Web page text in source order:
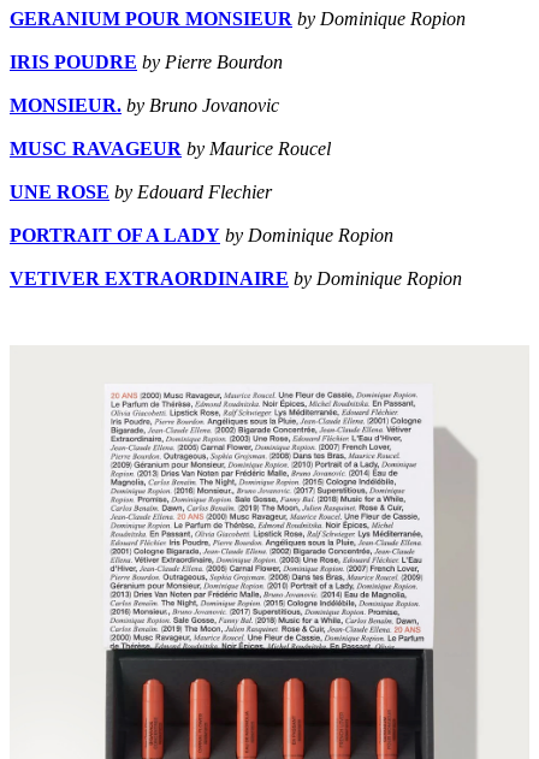
GERANIUM POUR MONSIEUR by Dominique Ropion
IRIS POUDRE by Pierre Bourdon
MONSIEUR. by Bruno Jovanovic
MUSC RAVAGEUR by Maurice Roucel
UNE ROSE by Edouard Flechier
PORTRAIT OF A LADY by Dominique Ropion
VETIVER EXTRAORDINAIRE by Dominique Ropion